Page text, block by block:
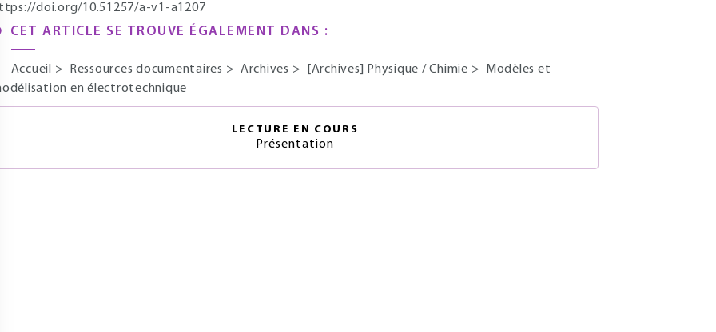
doi.org/10.51257/a-v1-a1207
CET ARTICLE SE TROUVE ÉGALEMENT DANS :
Accueil > Ressources documentaires > Archives > [Archives] Physique / Chimie >
Modèles et
en électrotechnique
LECTURE EN COURS
Présentation